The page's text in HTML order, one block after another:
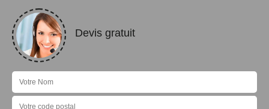
Devis gratuit